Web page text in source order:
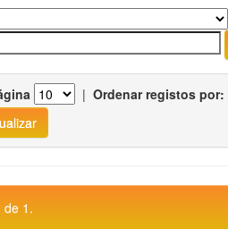
| Ordenar registos por:
de 1.